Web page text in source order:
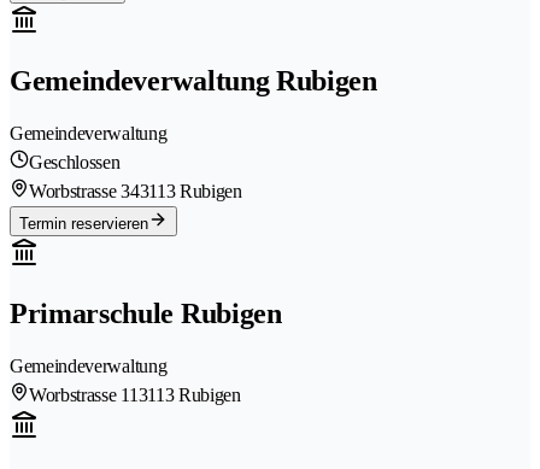
Gemeindeverwaltung Rubigen
Gemeindeverwaltung
Geschlossen
Worbstrasse 343113 Rubigen
Termin reservieren
Primarschule Rubigen
Gemeindeverwaltung
Worbstrasse 113113 Rubigen